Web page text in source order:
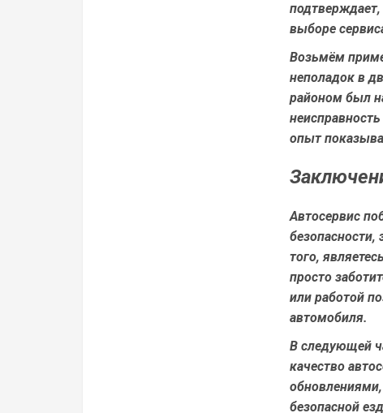
выборе
Возьмём
неполадок в
районом был
опыт
Автосервис
того,
просто
или работой
автомобиля.
В следующей
качество
безопасной